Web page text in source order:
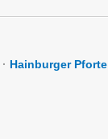
· Hainburger Pforte